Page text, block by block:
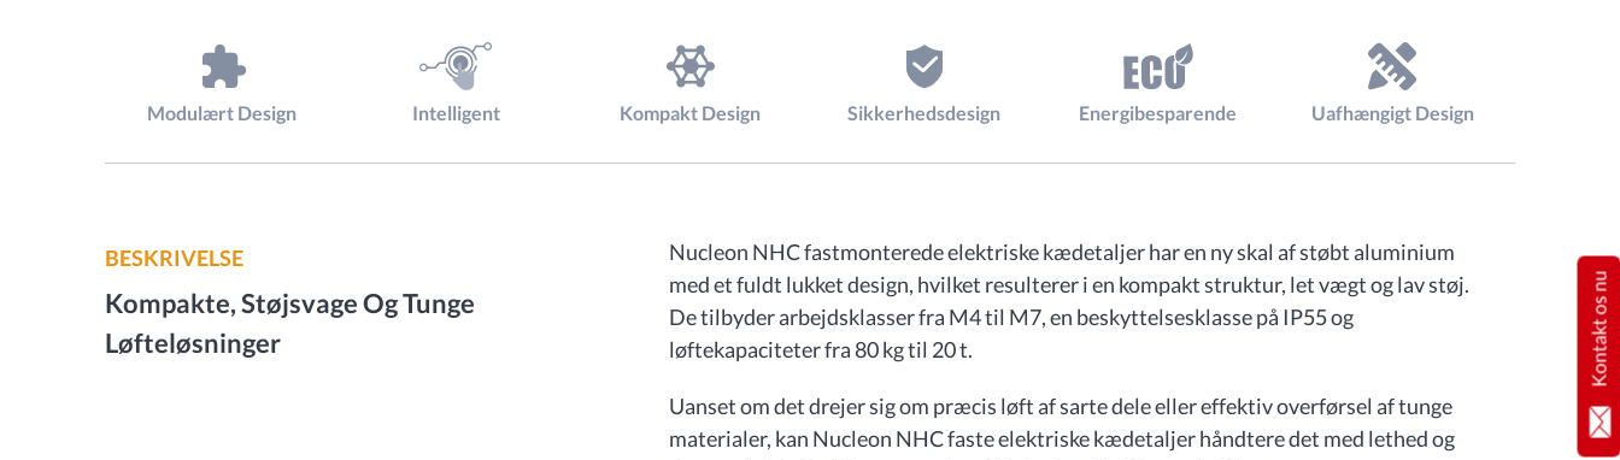
Modulært Design Intelligent Kompakt Design Sikkerhedsdesign Energibesparende Uafhængigt Design
BESKRIVELSE
Kompakte, Støjsvage Og Tunge
Løfteløsninger
Nucleon NHC fastmonterede elektriske kædetaljer har en ny skal af støbt aluminium
med et fuldt lukket design, hvilket resulterer i en kompakt struktur, let vægt og lav støj.
De tilbyder arbejdsklasser fra M4 til M7, en beskyttelsesklasse på IP55 og
løftekapaciteter fra 80 kg til 20 t.
Uanset om det drejer sig om præcis løft af sarte dele eller effektiv overførsel af tunge
materialer, kan Nucleon NHC faste elektriske kædetaljer håndtere det med lethed og
Kontakt os nu